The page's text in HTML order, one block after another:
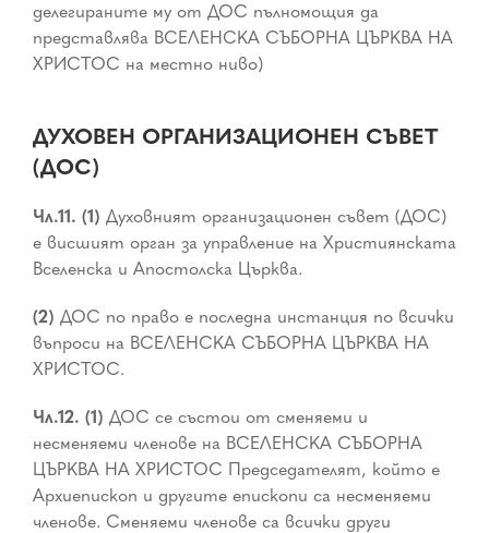
делегираните му от ДОС пълномощия да
представлява ВСЕЛЕНСКА СЪБОРНА ЦЪРКВА НА
ХРИСТОС на местно ниво)
ДУХОВЕН ОРГАНИЗАЦИОНЕН СЪВЕТ
(ДОС)
Чл.11. (1) Духовният организационен съвет (ДОС)
е висшият орган за управление на Християнската
Вселенска и Апостолска Църква.
(2) ДОС по право е последна инстанция по всички
въпроси на ВСЕЛЕНСКА СЪБОРНА ЦЪРКВА НА
ХРИСТОС.
Чл.12. (1) ДОС се състои от сменяеми и
несменяеми членове на ВСЕЛЕНСКА СЪБОРНА
ЦЪРКВА НА ХРИСТОС Председателят, който е
Архиепископ и другите епископи са несменяеми
членове. Сменяеми членове са всички други